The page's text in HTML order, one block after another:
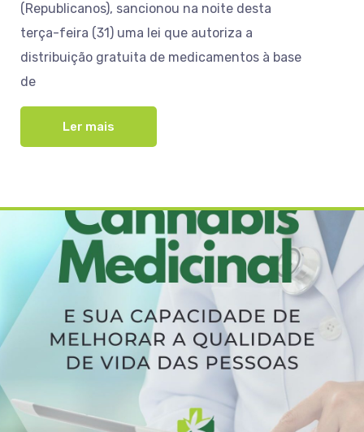
(Republicanos), sancionou na noite desta
terça-feira (31) uma lei que autoriza a
distribuição gratuita de medicamentos à base
de
Ler mais